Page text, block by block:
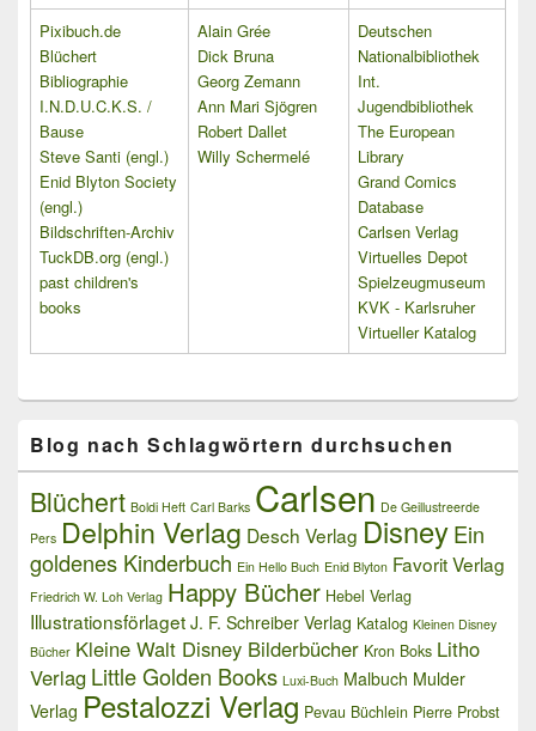
Pixibuch.de
Blüchert
Bibliographie
I.N.D.U.C.K.S. /
Bause
Steve Santi (engl.)
Enid Blyton Society
(engl.)
Bildschriften-Archiv
TuckDB.org (engl.)
past children's
books
Alain Grée
Dick Bruna
Georg Zemann
Ann Mari Sjögren
Robert Dallet
Willy Schermelé
Deutschen
Nationalbibliothek
Int.
Jugendbibliothek
The European
Library
Grand Comics
Database
Carlsen Verlag
Virtuelles Depot
Spielzeugmuseum
KVK - Karlsruher
Virtueller Katalog
Blog nach Schlagwörtern durchsuchen
Blüchert Boldi Heft Carl Barks Carlsen De Geillustreerde
Pers Delphin Verlag Desch Verlag DisneyEin
goldenes Kinderbuch Ein Hello Buch Enid Blyton Favorit Verlag
Friedrich W. Loh Verlag Happy Bücher Hebel Verlag
Illustrationsförlaget J. F. Schreiber Verlag Katalog Kleinen Disney
Bücher Kleine Walt Disney Bilderbücher Kron Boks Litho
Verlag Little Golden Books Luxi-Buch Malbuch Mulder
Verlag Pestalozzi Verlag Pevau Büchlein Pierre Probst